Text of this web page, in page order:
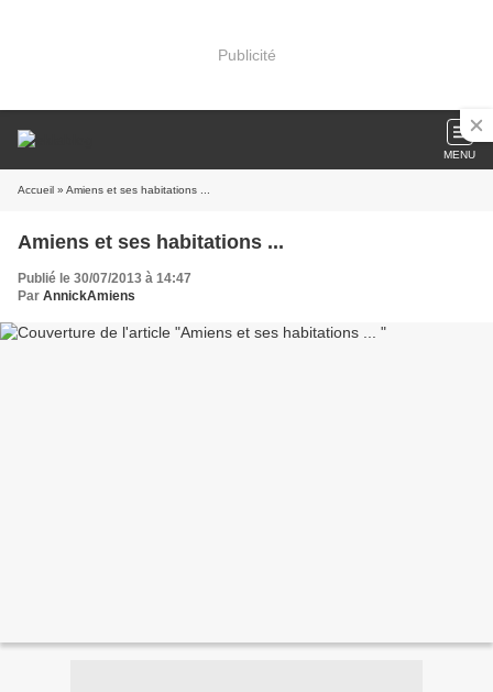
Publicité
MENU
Accueil » Amiens et ses habitations ...
Amiens et ses habitations ...
Publié le 30/07/2013 à 14:47
Par AnnickAmiens